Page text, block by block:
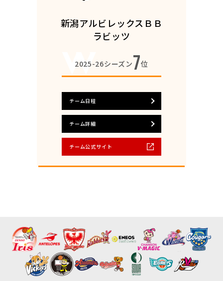
新潟アルビレックスＢＢ
ラビッツ
2025-26シーズン7位
チーム日程
チーム詳細
チーム公式サイト